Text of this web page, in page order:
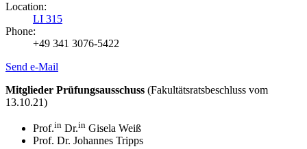
Location:
LI 315
Phone:
+49 341 3076-5422
Send e-Mail
Mitglieder Prüfungsausschuss (Fakultätsratsbeschluss vom
13.10.21)
Prof.in Dr.in Gisela Weiß
Prof. Dr. Johannes Tripps